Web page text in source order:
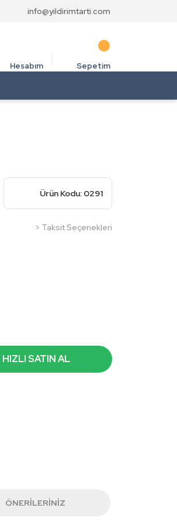
info@yildirimtarti.com
Hesabım Sepetim
Ürün Kodu: 0291
> Taksit Seçenekleri
HIZLI SATIN AL
ÖNERILERINIZ